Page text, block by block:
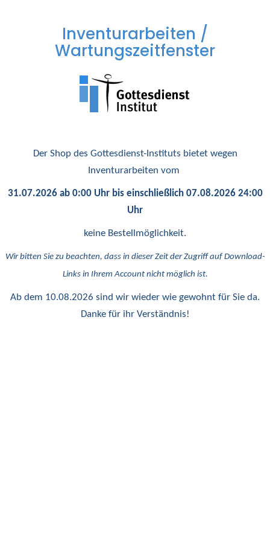
Inventurarbeiten /
Wartungszeitfenster
Der Shop des Gottesdienst-Instituts bietet wegen
Inventurarbeiten vom
31.07.2026 ab 0:00 Uhr bis einschließlich 07.08.2026 24:00
Uhr
keine Bestellmöglichkeit.
Wir bitten Sie zu beachten, dass in dieser Zeit der Zugriff auf Download-
Links in Ihrem Account nicht möglich ist.
Ab dem 10.08.2026 sind wir wieder wie gewohnt für Sie da.
Danke für ihr Verständnis!